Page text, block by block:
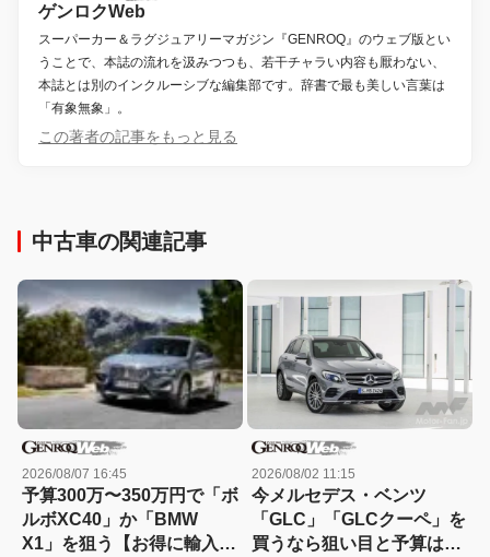
ゲンロクWeb
スーパーカー＆ラグジュアリーマガジン『GENROQ』のウェブ版とい
うことで、本誌の流れを汲みつつも、若干チャラい内容も厭わない、
本誌とは別のインクルーシブな編集部です。辞書で最も美しい言葉は
「有象無象」。
この著者の記事をもっと見る
中古車の関連記事
2026/08/07 16:45
予算300万〜350万円で「ボ
ルボXC40」か「BMW
X1」を狙う【お得に輸入中
2026/08/02 11:15
今メルセデス・ベンツ
「GLC」「GLCクーペ」を
買うなら狙い目と予算は？